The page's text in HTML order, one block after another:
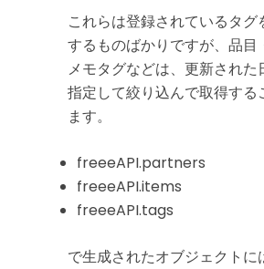
これらは登録されているタグ
するものばかりですが、品目
メモタグなどは、更新された
指定して絞り込んで取得する
ます。
freeeAPI.partners
freeeAPI.items
freeeAPI.tags
で生成されたオブジェクト